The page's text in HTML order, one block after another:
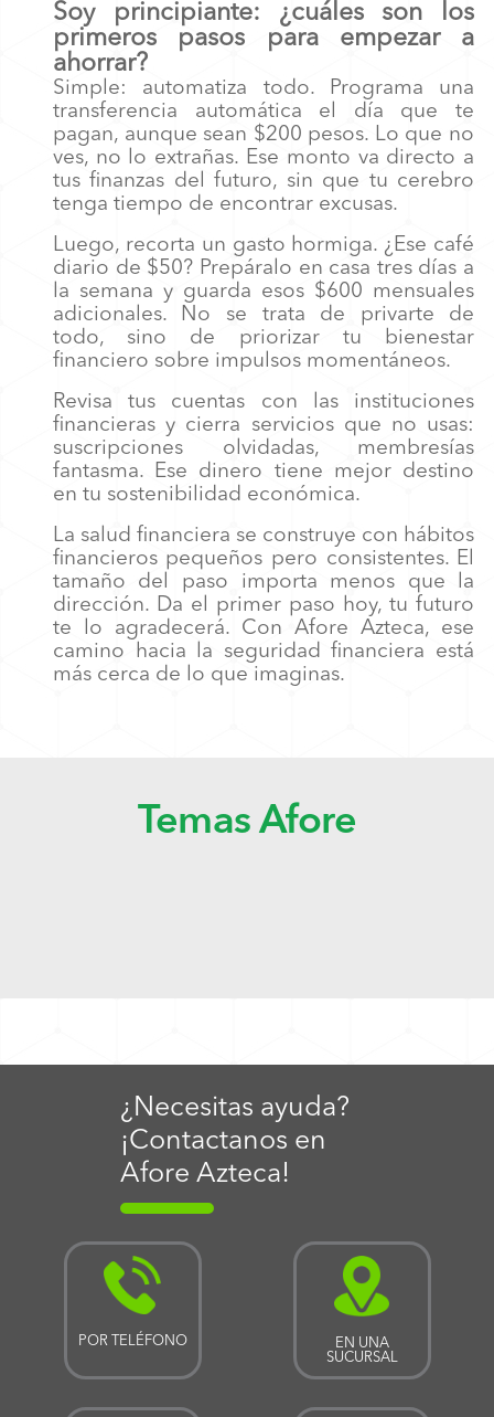
Soy principiante: ¿cuáles son los
primeros pasos para empezar a
ahorrar?
Simple: automatiza todo. Programa una
transferencia automática el día que te
pagan, aunque sean $200 pesos. Lo que no
ves, no lo extrañas. Ese monto va directo a
tus finanzas del futuro, sin que tu cerebro
tenga tiempo de encontrar excusas.
Luego, recorta un gasto hormiga. ¿Ese café
diario de $50? Prepáralo en casa tres días a
la semana y guarda esos $600 mensuales
adicionales. No se trata de privarte de
todo, sino de priorizar tu bienestar
financiero sobre impulsos momentáneos.
Revisa tus cuentas con las instituciones
financieras y cierra servicios que no usas:
suscripciones olvidadas, membresías
fantasma. Ese dinero tiene mejor destino
en tu sostenibilidad económica.
La salud financiera se construye con hábitos
financieros pequeños pero consistentes. El
tamaño del paso importa menos que la
dirección. Da el primer paso hoy, tu futuro
te lo agradecerá. Con Afore Azteca, ese
camino hacia la seguridad financiera está
más cerca de lo que imaginas.
Temas Afore
¿Necesitas ayuda?
¡Contactanos en
Afore Azteca!
POR TELÉFONO
EN UNA
SUCURSAL